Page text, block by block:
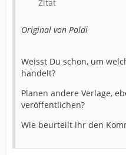
Zitat
Original von Poldi
Weisst Du schon, um
handelt?
Planen andere Verlage,
veröffentlichen?
Wie beurteilt ihr den